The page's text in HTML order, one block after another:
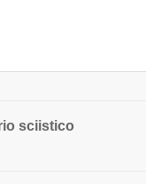
sciistico